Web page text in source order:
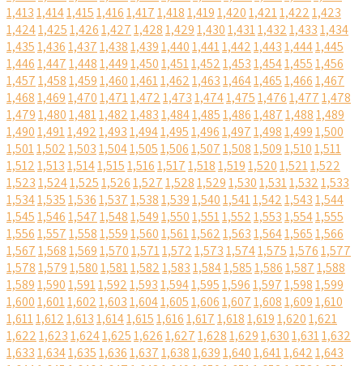
1,4131,4141,4151,4161,4171,4181,4191,4201,4211,4221,423
1,4241,4251,4261,4271,4281,4291,4301,4311,4321,4331,434
1,4351,4361,4371,4381,4391,4401,4411,4421,4431,4441,445
1,4461,4471,4481,4491,4501,4511,4521,4531,4541,4551,456
1,4571,4581,4591,4601,4611,4621,4631,4641,4651,4661,467
1,4681,4691,4701,4711,4721,4731,4741,4751,4761,4771,478
1,4791,4801,4811,4821,4831,4841,4851,4861,4871,4881,489
1,4901,4911,4921,4931,4941,4951,4961,4971,4981,4991,500
1,5011,5021,5031,5041,5051,5061,5071,5081,5091,5101,511
1,5121,5131,5141,5151,5161,5171,5181,5191,5201,5211,522
1,5231,5241,5251,5261,5271,5281,5291,5301,5311,5321,533
1,5341,5351,5361,5371,5381,5391,5401,5411,5421,5431,544
1,5451,5461,5471,5481,5491,5501,5511,5521,5531,5541,555
1,5561,5571,5581,5591,5601,5611,5621,5631,5641,5651,566
1,5671,5681,5691,5701,5711,5721,5731,5741,5751,5761,577
1,5781,5791,5801,5811,5821,5831,5841,5851,5861,5871,588
1,5891,5901,5911,5921,5931,5941,5951,5961,5971,5981,599
1,6001,6011,6021,6031,6041,6051,6061,6071,6081,6091,610
1,6111,6121,6131,6141,6151,6161,6171,6181,6191,6201,621
1,6221,6231,6241,6251,6261,6271,6281,6291,6301,6311,632
1,6331,6341,6351,6361,6371,6381,6391,6401,6411,6421,643